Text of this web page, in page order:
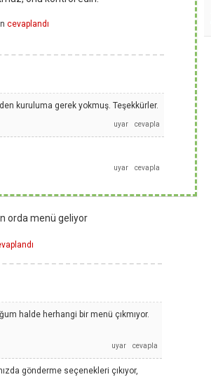
cevaplandı
kuruluma gerek yokmuş. Teşekkürler.
orda menü geliyor
halde herhangi bir menü çıkmıyor.
gönderme seçenekleri çıkıyor,